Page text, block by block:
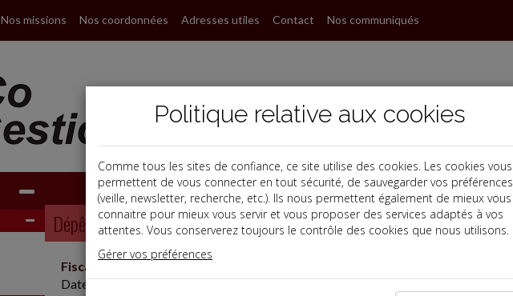
Nos missions Nos coordonnées Adresses utiles Contact Nos communiqués
Dépêches
Fiscal TPE
Date: 2025-07-01
Politique relative aux cookies
Comme tous les sites de confiance, ce site utilise des cookies. Les cookies vous
permettent de vous connecter en tout sécurité, de sauvegarder vos préférences
(veille, newsletter, recherche, etc.). Ils nous permettent également de mieux vous
connaitre pour mieux vous servir et vous proposer des services adaptés à vos
attentes. Vous conserverez toujours le contrôle des cookies que nous utilisons.
Gérer vos préférences